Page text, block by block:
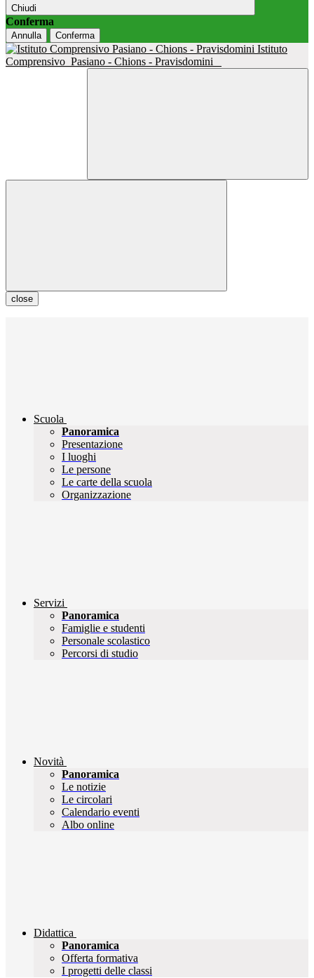
Chiudi
Conferma
Annulla Conferma
Istituto
Comprensivo Pasiano - Chions - Pravisdomini
close
Scuola
Panoramica
Presentazione
I luoghi
Le persone
Le carte della scuola
Organizzazione
Servizi
Panoramica
Famiglie e studenti
Personale scolastico
Percorsi di studio
Novità
Panoramica
Le notizie
Le circolari
Calendario eventi
Albo online
Didattica
Panoramica
Offerta formativa
I progetti delle classi